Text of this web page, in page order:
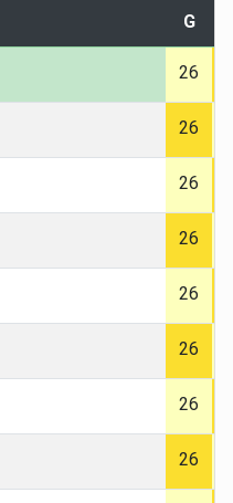
G
26
26
26
26
26
26
26
26